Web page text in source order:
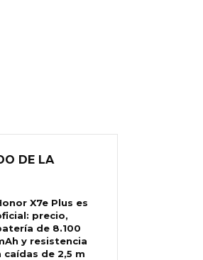
DE LA
X7e Plus es
precio,
de 8.100
y resistencia
caídas de 2,5 m